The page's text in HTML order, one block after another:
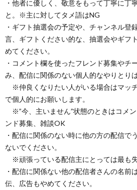
・他者に優しく、敬意をもって丁寧に丁
と。※主に対してタメ語はNG
・ギフト抽選会の予定や、チャンネル登
言、ギフトください的な、抽選会やギフ
めてください。
・コメント欄を使ったフレンド募集やチ
み、配信に関係のない個人的なやりとり
※仲良くなりたい人がいる場合はマッ
で個人的にお願いします。
※”今、主いません”状態のときはコメ
ンド募集、雑談OK
・配信に関係のない時に他の方の配信で
ないでください。
※頑張っている配信主にとっては最も失
・配信に関係ない他の配信者さんの名前
伝、広告もやめてください。